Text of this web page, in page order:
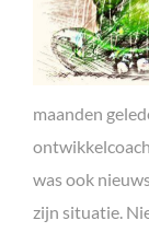
maanden
was ook
zijn situatie.